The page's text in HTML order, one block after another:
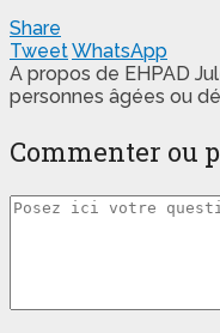
Share
TweetWhatsApp
A propos de EHPAD
personnes âgées ou
Commenter ou